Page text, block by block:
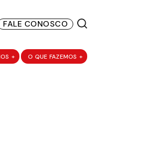
FALE CONOSCO
+ O QUE FAZEMOS +